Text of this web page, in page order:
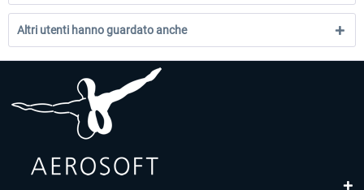
Altri utenti hanno guardato anche